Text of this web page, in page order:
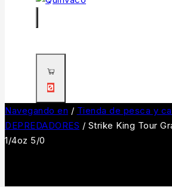
0
Navegando en / Tienda de pesca y
DEPREDADORES / Strike King Tour
1/4oz 5/0